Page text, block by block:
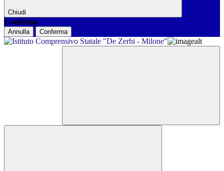
Chiudi
Conferma
Annulla Conferma